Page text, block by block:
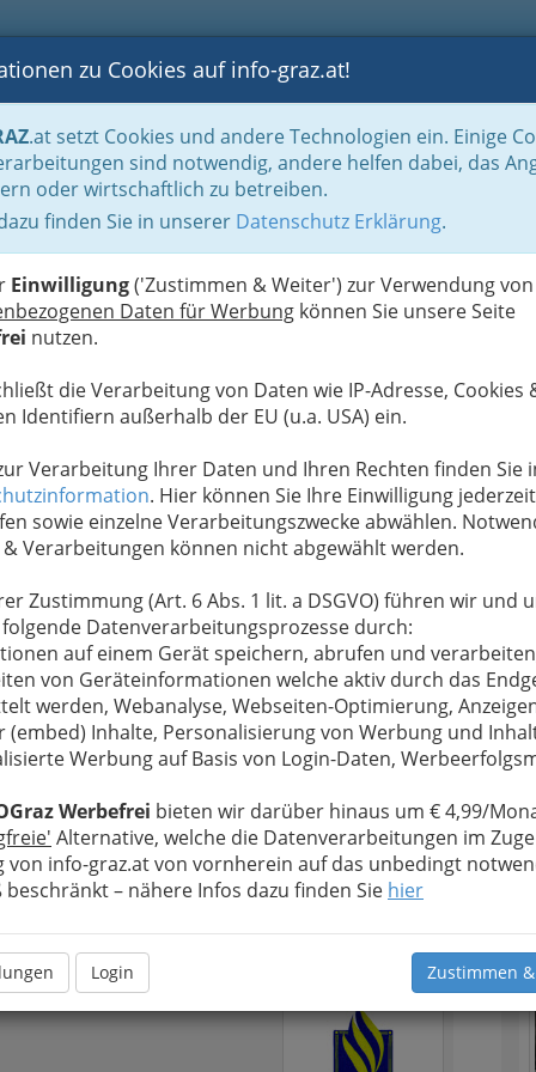
BLOGS FOTOS GASTRONOMIE BRANCHEN
zu Cookies auf info-graz.at!
.at setzt Cookies und andere Technologien ein. Einige
sind notwendig, andere helfen dabei, das
oder wirtschaftlich zu betreiben.
finden Sie in unserer Datenschutz Erklärung.
Einwilligung('Zustimmen & Weiter') zur Verwendung von
Daten für Werbung können Sie unsere Seite
nutzen.
die Verarbeitung von Daten wie IP-Adresse, Cookies
Identifiern außerhalb der EU (u.a. USA) ein.
Verarbeitung Ihrer Daten und Ihren Rechten finden Sie
. Hier können Sie Ihre Einwilligung jederzeit
sowie einzelne Verarbeitungszwecke abwählen.
& Verarbeitungen können nicht abgewählt werden.
Zustimmung (Art. 6 Abs. 1 lit. a DSGVO) führen wir und
Datenverarbeitungsprozesse durch:
auf einem Gerät speichern, abrufen und
von Geräteinformationen welche aktiv durch das
werden, Webanalyse, Webseiten-Optimierung,
(embed) Inhalte, Personalisierung von Werbung und
Werbung auf Basis von Login-Daten,
Werbefrei bieten wir darüber hinaus um € 4,99/
Alternative, welche die Datenverarbeitungen im
von info-graz.at von vornherein auf das unbedingt
beschränkt – nähere Infos dazu finden Sie hier
Login Zustimmen
Sanitärtechniker, Heizungstechniker und Lüftungstechniker (Installateure)
in Graz und Graz
in Graz bzw. Gas-Installteure
sind leistungsfähige Geräte, die
einer
Geräte noch mit Laienkenntnissen
kann, sollte manbei technischen Problemen
, wie zum Beispiel einer
einen Spezialisten rufen.
sind dafür ausgebildet, solche Anlagen zu
, zuwartenund zureparierenund sind auf den
mit diesen Geräten geschult.Wir haben
und
gesammelt,
finden.
auch eine
an.
und
.at.
1